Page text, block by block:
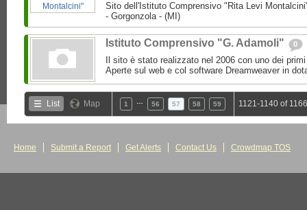
Sito dell'Istituto Comprensivo "Rita Levi
- Gorgonzola - (MI)
Istituto Comprensivo "G. Adamoli" 0
Il sito è stato realizzato nel 2006 con uno dei
Aperte sul web e col software Dreamweaver in
List Map 1 56 57 58 59 1121-1140 of
Home Submit a Report Get Alerts Contact Us Crowdmap TOS